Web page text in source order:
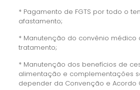
* Pagamento de FGTS por todo o
afastamento;
* Manutenção do convênio médico
tratamento;
* Manutenção dos benefícios de
alimentação e complementações
depender da Convenção e Acordo